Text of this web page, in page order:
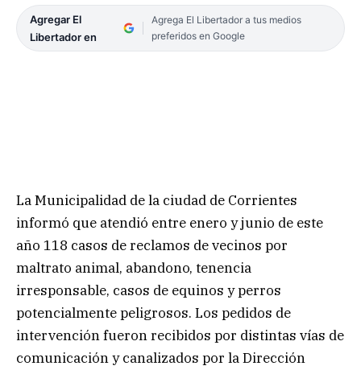
Agregar El
Libertador en
Agrega El Libertador a tus medios
preferidos en Google
La Municipalidad de la ciudad de Corrientes
informó que atendió entre enero y junio de este
año 118 casos de reclamos de vecinos por
maltrato animal, abandono, tenencia
irresponsable, casos de equinos y perros
potencialmente peligrosos. Los pedidos de
intervención fueron recibidos por distintas vías de
comunicación y canalizados por la Dirección